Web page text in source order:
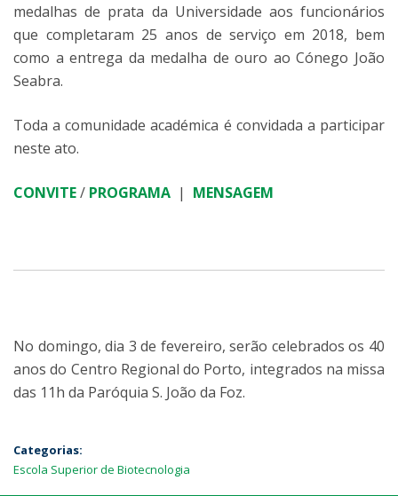
medalhas de prata da Universidade aos funcionários
que completaram 25 anos de serviço em 2018, bem
como a entrega da medalha de ouro ao Cónego João
Seabra.
Toda a comunidade académica é convidada a participar
neste ato.
CONVITE/ PROGRAMA | MENSAGEM
No domingo, dia 3 de fevereiro, serão celebrados os 40
anos do Centro Regional do Porto, integrados na missa
das 11h da Paróquia S. João da Foz.
Categorias:
Escola Superior de Biotecnologia